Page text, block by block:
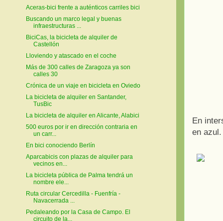
En
en
Aceras-bici frente a auténticos carriles bici
Buscando un marco legal y buenas
infraestructuras ...
BiciCas, la bicicleta de alquiler de
Castellón
Lloviendo y atascado en el coche
Más de 300 calles de Zaragoza ya son
calles 30
Crónica de un viaje en bicicleta en Oviedo
La bicicleta de alquiler en Santander,
TusBic
La bicicleta de alquiler en Alicante, Alabici
500 euros por ir en dirección contraria en
un carr...
En bici conociendo Berlín
Aparcabicis con plazas de alquiler para
vecinos en...
La bicicleta pública de Palma tendrá un
nombre ele...
Ruta circular Cercedilla - Fuenfría -
Navacerrada ...
Pedaleando por la Casa de Campo. El
circuito de la...